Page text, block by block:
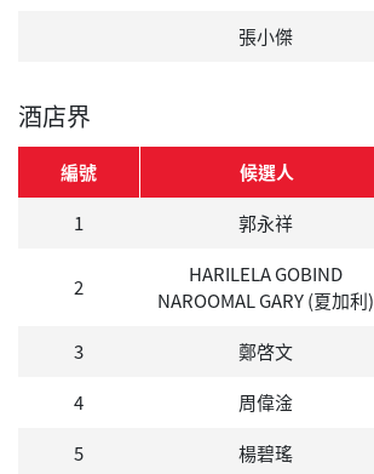
張小傑
酒店界
編號 候選人
1
郭永祥
2
HARILELA GOBIND
NAROOMAL GARY (夏加利)
3 鄭啓文
4
周偉淦
5
楊碧瑤